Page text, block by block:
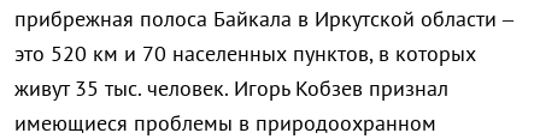
прибрежная полоса Байкала в Иркутской области –
это 520 км и 70 населенных пунктов, в которых
живут 35 тыс. человек. Игорь Кобзев признал
имеющиеся проблемы в природоохранном